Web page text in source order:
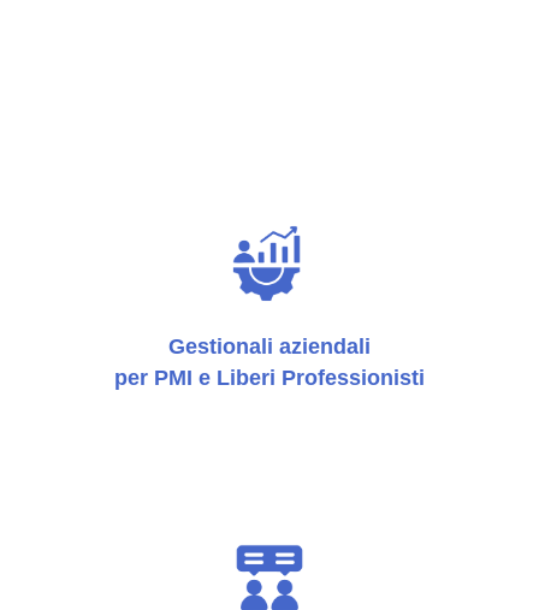
Gestionali aziendali
per PMI e Liberi Professionisti